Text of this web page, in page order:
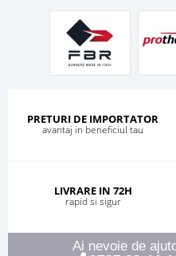
PRETURI DE IMPORTATOR
avantaj in beneficiul tau
LIVRARE IN 72H
rapid si sigur
Ai nevoie de